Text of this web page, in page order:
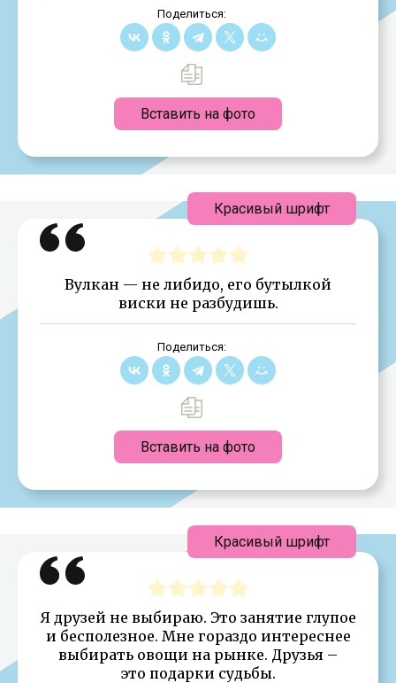
Поделиться:
Вставить на фото
Вулкан — не либидо, его бутылкой
виски не разбудишь.
Поделиться:
Вставить на фото
Красивый шрифт
Я друзей не выбираю. Это занятие глупое
и бесполезное. Мне гораздо интереснее
выбирать овощи на рынке. Друзья –
это подарки судьбы.
Красивый шрифт